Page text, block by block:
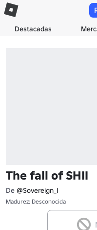
Destacadas
The fall of SHII
De @Sovereign_I
Madurez: Desconocida